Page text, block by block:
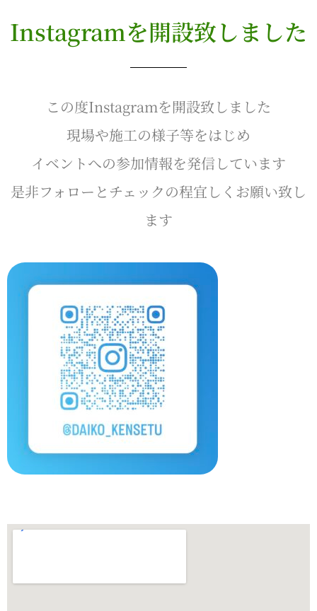
Instagramを開設致しました
この度Instagramを開設致しました
現場や施工の様子等をはじめ
イベントへの参加情報を発信しています
是非フォローとチェックの程宜しくお願い致し
ます